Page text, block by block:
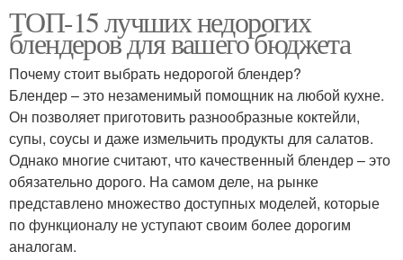
ТОП-15 лучших недорогих
блендеров для вашего бюджета
Почему стоит выбрать недорогой блендер?
Блендер – это незаменимый помощник на любой кухне.
Он позволяет приготовить разнообразные коктейли,
супы, соусы и даже измельчить продукты для салатов.
Однако многие считают, что качественный блендер – это
обязательно дорого. На самом деле, на рынке
представлено множество доступных моделей, которые
по функционалу не уступают своим более дорогим
аналогам.